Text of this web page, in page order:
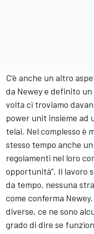
C’è anche un altro
da Newey e definito
volta ci troviamo
power unit insieme ad
telai. Nel complesso è
stesso tempo anche
regolamenti nel loro
opportunità”. Il lavoro
da tempo, nessuna
come conferma
diverse, ce ne sono
grado di dire se